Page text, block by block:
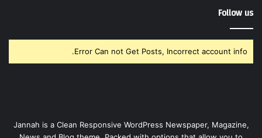
Follow us
Error Can not Get Posts, Incorrect account info.
Jannah is a Clean Responsive WordPress Newspaper, Magazine,